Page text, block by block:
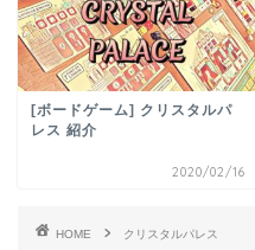
[ボードゲーム] クリスタルパ
レス 紹介
2020/02/16
HOME クリスタルパレス